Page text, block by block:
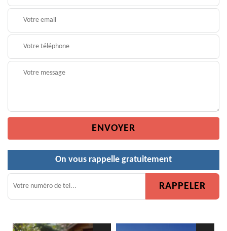
On vous rappelle gratuitement